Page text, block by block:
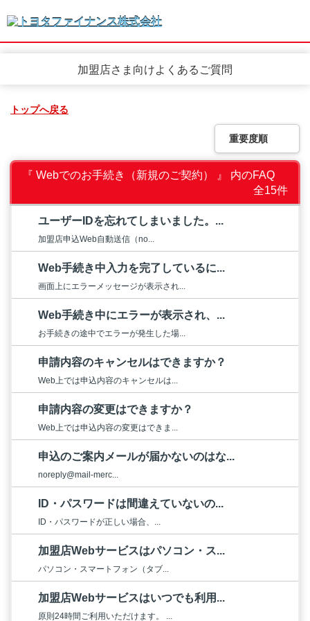
加盟店さま向けよくあるご質問
トップへ戻る
重要度順
『 Webでのお手続き（新規のご契約） 』 内のFAQ
全15件
ユーザーIDを忘れてしまいました。...
加盟店申込Web自動送信（no...
Web手続き中入力を完了しているに...
画面上にエラーメッセージが表示され...
Web手続き中にエラーが表示され、...
お手続きの途中でエラーが発生した場...
申請内容のキャンセルはできますか？
Web上では申込内容のキャンセルは...
申請内容の変更はできますか？
Web上では申込内容の変更はできま...
申込のご案内メールが届かないのはな...
noreply@mail-merc...
ID・パスワードは間違えていないの...
ID・パスワードが正しい場合、...
加盟店Webサービスはパソコン・ス...
パソコン・スマートフォン（タブ...
加盟店Webサービスはいつでも利用...
原則24時間ご利用いただけます。 ...